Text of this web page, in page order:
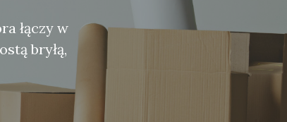
łączy w
bryłą,